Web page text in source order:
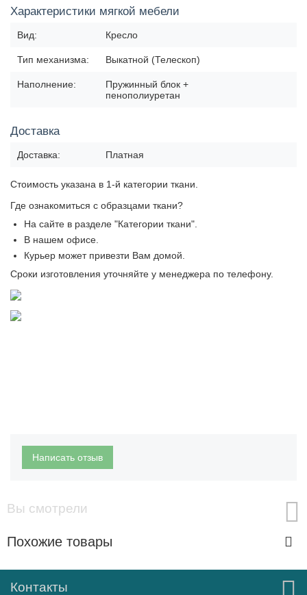
Характеристики мягкой мебели
Вид: Кресло
Тип механизма: Выкатной (Телескоп)
Наполнение:
Пружинный блок +
пенополиуретан
Доставка
Доставка: Платная
Стоимость указана в 1-й категории ткани.
Где ознакомиться с образцами ткани?
На сайте в разделе "Категории ткани".
В нашем офисе.
Курьер может привезти Вам домой.
Сроки изготовления уточняйте у менеджера по телефону.
Написать отзыв
Вы смотрели
Похожие товары
Контакты